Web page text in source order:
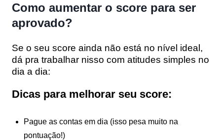
Como aumentar o score para ser
aprovado?
Se o seu score ainda não está no nível ideal,
dá pra trabalhar nisso com atitudes simples no
dia a dia:
Dicas para melhorar seu score:
Pague as contas em dia (isso pesa muito na
pontuação!)